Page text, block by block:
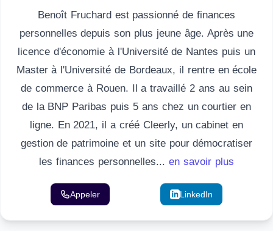
Benoît Fruchard est passionné de finances
personnelles depuis son plus jeune âge. Après une
licence d'économie à l'Université de Nantes puis un
Master à l'Université de Bordeaux, il rentre en école
de commerce à Rouen. Il a travaillé 2 ans au sein
de la BNP Paribas puis 5 ans chez un courtier en
ligne. En 2021, il a créé Cleerly, un cabinet en
gestion de patrimoine et un site pour démocratiser
les finances personnelles... en savoir plus
Appeler LinkedIn